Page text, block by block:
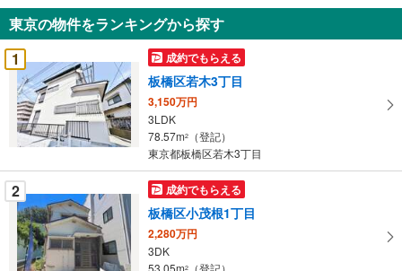
知
を
受
け
取
る
・
条
件
を
マ
イ
ペ
ー
東京の物件をランキングから探す
1
成約でもらえる
板橋区若木3丁目
3,150万円
3LDK
78.57m2
（登記）
東京都板橋区若木3丁目
2 成約でもらえる
板橋区小茂根1丁目
2,280万円
3DK
53.05m2 （登記）